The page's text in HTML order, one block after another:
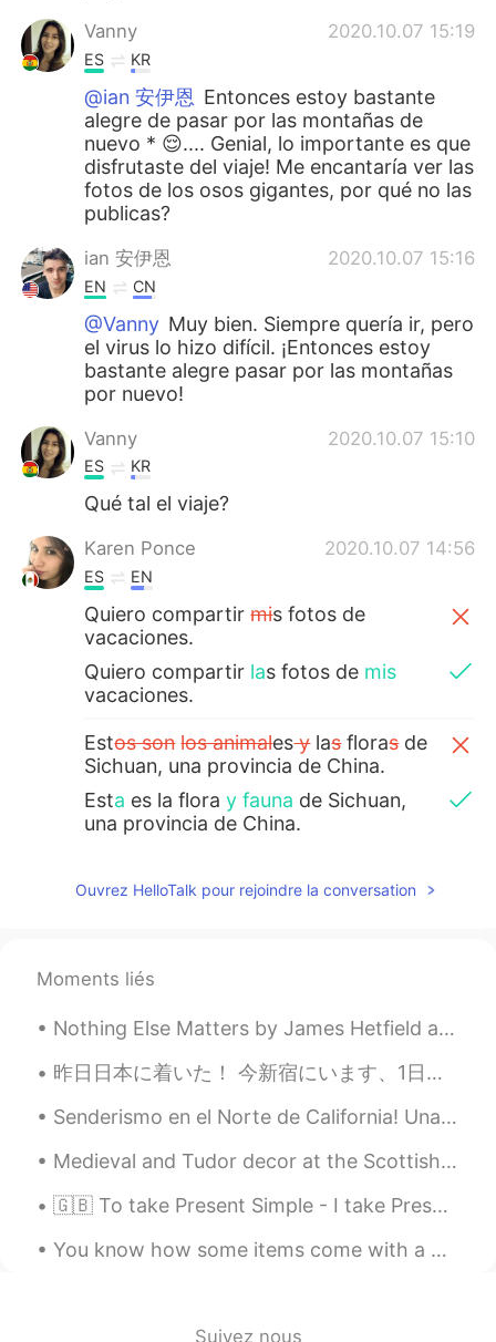
Vanny 2020.10.07 15:19
ES KR
@ian 安伊恩 Entonces estoy bastante
alegre de pasar por las montañas de
nuevo * 😌.... Genial, lo importante es que
disfrutaste del viaje! Me encantaría ver las
fotos de los osos gigantes, por qué no las
publicas?
ian 安伊恩 2020.10.07 15:16
EN CN
@Vanny Muy bien. Siempre quería ir, pero
el virus lo hizo difícil. ¡Entonces estoy
bastante alegre pasar por las montañas
por nuevo!
Vanny 2020.10.07 15:10
ES KR
Qué tal el viaje?
Karen Ponce 2020.10.07 14:56
ES EN
Quiero compartirmis fotos de
vacaciones.
Quiero compartir las fotos de mis
vacaciones.
Estos son los animalesylasflorasde
Sichuan, una provincia de China.
Esta es la flora y fauna de Sichuan,
una provincia de China.
por la comida picante.
fotoprimera?
primerafoto?
Vanina Rojas 2020.10.07 14:55
ES EN
@ian 安伊恩 si esta bien escrito, osos
ian 安伊恩
EN CN
fotos anteriores. Pero, prefiero los osos
Ouvrez HelloTalk pour rejoindre la conversation
Moments liés
Nothing Else Matters by James Hetfield and Lars Ulrich. So close no matter how far Couldn't be ...
昨日日本に着いた！ 今新宿にいます、1日七月千葉県行きます。私は元気です！日本がすきです〜昨日私はほんとに神経質でした、でも今楽しいです！(*´꒳`*) 皆さん私親切です。インスタグラム @to...
Senderismo en el Norte de California! Una pequeña serpiente y yo calentándome junto al arroyo. ¿...
Medieval and Tudor decor at the Scottish National Portrait Gallery in Edinburgh... You will be tr...
🇬🇧 To take Present Simple - I take Present Continuous - I am taking Present Perfect - I have tak...
You know how some items come with a warning label ? Ok here’s my warning ⚠️ label 🤦🏽‍♀️ Dependin...
Suivez nous